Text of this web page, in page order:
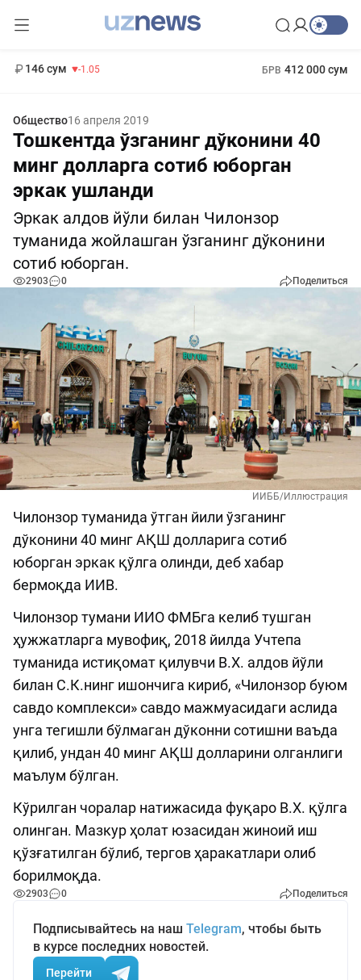
146 сум -1.05 БРВ 412 000 сум
Общество16 апреля 2019
Тошкентда ўзганинг дўконини 40
минг долларга сотиб юборган
эркак ушланди
Эркак алдов йўли билан Чилонзор
туманида жойлашган ўзганинг дўконини
сотиб юборган.
2903 0 Поделиться
ИИББ/Иллюстрация
Чилонзор туманида ўтган йили ўзганинг
дўконини 40 минг АҚШ долларига сотиб
юборган эркак қўлга олинди, деб хабар
бермоқда ИИВ.
Чилонзор тумани ИИО ФМБга келиб тушган
ҳужжатларга мувофиқ, 2018 йилда Учтепа
туманида истиқомат қилувчи В.Х. алдов йўли
билан С.К.нинг ишончига кириб, «Чилонзор буюм
савдо комплекси» савдо мажмуасидаги аслида
унга тегишли бўлмаган дўконни сотишни ваъда
қилиб, ундан 40 минг АҚШ долларини олганлиги
маълум бўлган.
Кўрилган чоралар натижасида фуқаро В.Х. қўлга
олинган. Мазкур ҳолат юзасидан жиноий иш
қўзғатилган бўлиб, тергов ҳаракатлари олиб
борилмоқда.
2903 0 Поделиться
Подписывайтесь на наш Telegram, чтобы быть
в курсе последних новостей.
Перейти